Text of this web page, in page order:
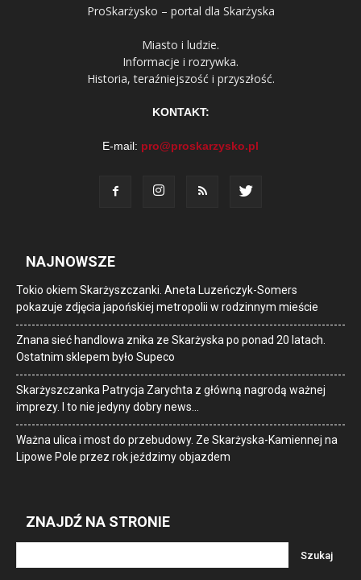
ProSkarżysko – portal dla Skarżyska
Miasto i ludzie.
Informacje i rozrywka.
Historia, teraźniejszość i przyszłość.
KONTAKT:
E-mail: pro@proskarzysko.pl
NAJNOWSZE
Tokio okiem Skarżyszczanki. Aneta Luzeńczyk-Somers
pokazuje zdjęcia japońskiej metropolii w rodzinnym mieście
Znana sieć handlowa znika ze Skarżyska po ponad 20 latach.
Ostatnim sklepem było Supeco
Skarżyszczanka Patrycja Zarychta z główną nagrodą ważnej
imprezy. I to nie jedyny dobry news…
Ważna ulica i most do przebudowy. Ze Skarżyska-Kamiennej na
Lipowe Pole przez rok jeździmy objazdem
ZNAJDŹ NA STRONIE